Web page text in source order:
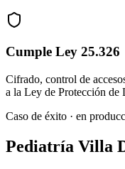
Cumple Ley 25.326
Cifrado, control de
a la Ley de Protección de
Caso de éxito · en
Pediatría Villa